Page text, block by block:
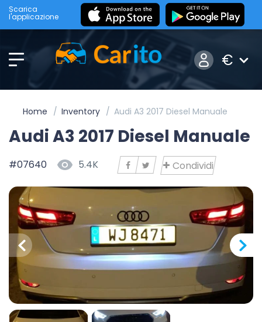
Scarica
l'applicazione
€
Home Inventory Audi A3 2017 Diesel Manuale
Audi A3 2017 Diesel Manuale
#07640 5.4K Condividi